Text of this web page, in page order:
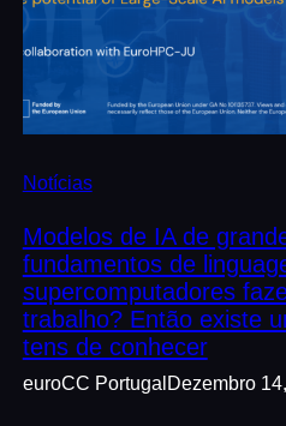
Notícias
Modelos de IA de
fundamentos de
supercomputadores
trabalho? Então existe
tens de conhecer
euroCC Portugal Dezembro